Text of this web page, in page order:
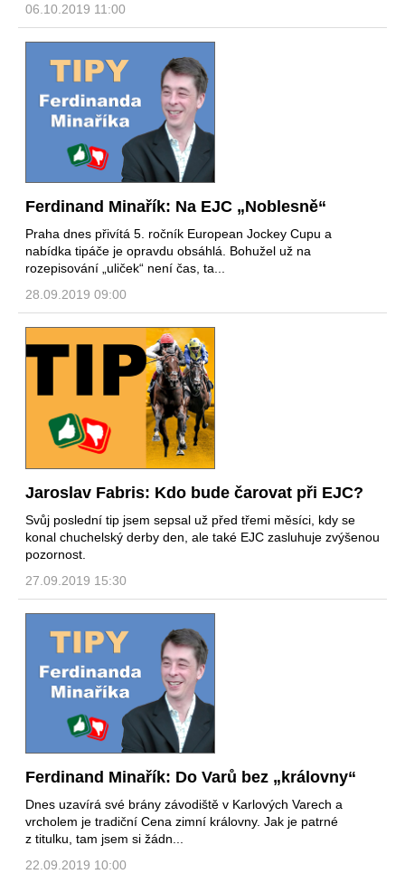
06.10.2019 11:00
Ferdinand Minařík: Na EJC „Noblesně“
Praha dnes přivítá 5. ročník European Jockey Cupu a
nabídka tipáče je opravdu obsáhlá. Bohužel už na
rozepisování „uliček“ není čas, ta...
28.09.2019 09:00
Jaroslav Fabris: Kdo bude čarovat při EJC?
Svůj poslední tip jsem sepsal už před třemi měsíci, kdy se
konal chuchelský derby den, ale také EJC zasluhuje zvýšenou
pozornost.
27.09.2019 15:30
Ferdinand Minařík: Do Varů bez „královny“
Dnes uzavírá své brány závodiště v Karlových Varech a
vrcholem je tradiční Cena zimní královny. Jak je patrné
z titulku, tam jsem si žádn...
22.09.2019 10:00